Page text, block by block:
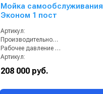
Мойка самообслуживания
Эконом 1 пост
Артикул:
Производительность (л/мин):
Рабочее давление (бар):
Артикул:
208 000 руб.